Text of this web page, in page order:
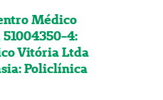
Médico
4:
Vitória Ltda
Policlínica